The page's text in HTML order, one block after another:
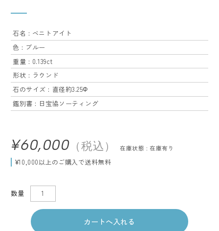
石名 : ベニトアイト
色 : ブルー
重量 : 0.139ct
形状 : ラウンド
石のサイズ : 直径約3.25Φ
鑑別書 : 日宝協ソーティング
¥60,000 （税込） 在庫状態 : 在庫有り
¥10,000以上のご購入で送料無料
数量